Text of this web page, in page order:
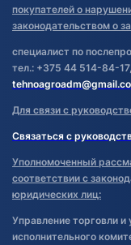
покупателей о
законодательством о
специалист по
тел.: +375 44 514-84-
Для связи с
Связаться с
Уполномоченный
соответствии с
юридических лиц:
Управление торговли и
исполнительного